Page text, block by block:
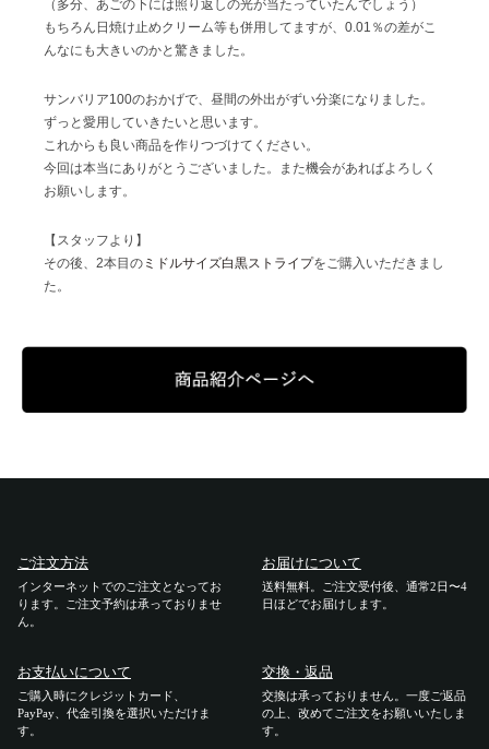
ご利用ガイド
お届けについて
お支払いについて
交換・返品
よくあるご質問・お問い合わせ
会社概要
プライバシーポリシー
サイトポリシー
（多分、あごの下には照り返しの光が当たっていたんでしょう）
もちろん日焼け止めクリーム等も併用してますが、0.01％の差がこ
んなにも大きいのかと驚きました。
サンバリア100のおかげで、昼間の外出がずい分楽になりました。
ずっと愛用していきたいと思います。
これからも良い商品を作りつづけてください。
今回は本当にありがとうございました。また機会があればよろしく
お願いします。
【スタッフより】
その後、2本目の ミドルサイズ白黒ストライプをご購入いただきまし
た。
ご注文方法
インターネットでのご注文となってお
ります。ご注文予約は承っておりませ
ん。
お届けについて
送料無料。ご注文受付後、通常2日〜4
日ほどでお届けします。
お支払いについて
ご購入時にクレジットカード、
PayPay、代金引換を選択いただけま
す。
交換・返品
交換は承っておりません。一度ご返品
の上、改めてご注文をお願いいたしま
す。